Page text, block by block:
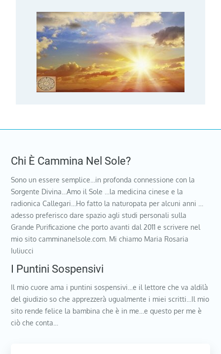
Chi È Cammina Nel Sole?
Sono un essere semplice…in profonda connessione con la
Sorgente Divina…Amo il Sole …la medicina cinese e la
radionica Callegari…Ho fatto la naturopata per alcuni anni …
adesso preferisco dare spazio agli studi personali sulla
Grande Purificazione che porto avanti dal 2011 e scrivere nel
mio sito camminanelsole.com. Mi chiamo Maria Rosaria
Iuliucci
I Puntini Sospensivi
Il mio cuore ama i puntini sospensivi…e il lettore che va aldilà
del giudizio so che apprezzerà ugualmente i miei scritti…Il mio
sito rende felice la bambina che è in me…e questo per me è
ciò che conta…